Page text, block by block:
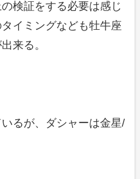
検証をする必要は感じ
イミングなども牡牛座
来る。
るが、ダシャーは金星/